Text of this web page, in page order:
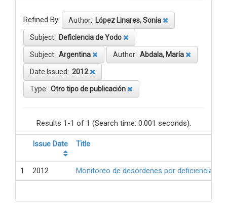
Refined By: Author: López Linares, Sonia
Subject: Deficiencia de Yodo
Subject: Argentina Author: Abdala, María
Date Issued: 2012
Type: Otro tipo de publicación
Results 1-1 of 1 (Search time: 0.001 seconds).
Issue Date Title
1 2012 Monitoreo de desórdenes por deficiencia